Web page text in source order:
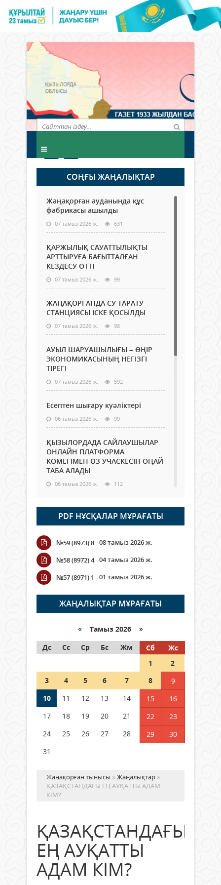
СОҢҒЫ ЖАҢАЛЫҚТАР
Жаңақорған ауданында құс
фабрикасы ашылды
07 тамыз 2026 ж. 631
ҚАРЖЫЛЫҚ САУАТТЫЛЫҚТЫ
АРТТЫРУҒА БАҒЫТТАЛҒАН
КЕЗДЕСУ ӨТТІ
07 тамыз 2026 ж. 99
ЖАҢАҚОРҒАНДА СУ ТАРАТУ
СТАНЦИЯСЫ ІСКЕ ҚОСЫЛДЫ
07 тамыз 2026 ж. 98
АУЫЛ ШАРУАШЫЛЫҒЫ – ӨҢІР
ЭКОНОМИКАСЫНЫҢ НЕГІЗГІ
ТІРЕГІ
07 тамыз 2026 ж. 592
Есептен шығару куәліктері
06 тамыз 2026 ж. 99
ҚЫЗЫЛОРДАДА САЙЛАУШЫЛАР
ОНЛАЙН ПЛАТФОРМА
КӨМЕГІМЕН ӨЗ УЧАСКЕСІН ОҢАЙ
ТАБА АЛАДЫ
06 тамыз 2026 ж. 112
Open Air: Қызылорда облысы
полиция департаменті 20
мыңнан астам көрерменнің
қауіпсіздігін қамтамасыз етті
06 тамыз 2026 ж.
Wi-Fi ҚАБЫРҒА АРҚЫЛЫ ҚАЛАЙ
ӨТЕДІ?
06 тамыз 2026 ж. 288
граждане Казахстана,
05 тамыз 2026 ж. 168
Шетелде жүрген Қазақстан
азаматтары қалай дауыс бере
05 тамыз 2026 ж.
PDF НҰСҚАЛАР МҰРАҒАТЫ
№59 (8973) 8 08 тамыз 2026 ж.
№58 (8972) 4 04 тамыз 2026 ж.
№57 (8971) 1
01 тамыз 2026 ж.
ЖАҢАЛЫҚТАР МҰРАҒАТЫ
« Тамыз 2026 »
Дс
Сс Ср Бс Жм Сб
Жс
1
2
3
4 5 6 7 8
9
10
11 12 13 14 15
16
17
18 19 20 21 22
23
24
25 26 27 28 29
30
31
Жаңақорған тынысы »Жаңалықтар »
ҚАЗАҚСТАНДАҒЫ ЕҢ АУҚАТТЫ АДАМ
КІМ?
ҚАЗАҚСТАНДАҒЫ
ЕҢ АУҚАТТЫ
АДАМ КІМ?